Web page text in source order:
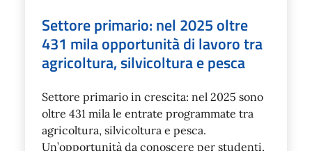
Settore primario: nel 2025 oltre
431 mila opportunità di lavoro tra
agricoltura, silvicoltura e pesca
Settore primario in crescita: nel 2025 sono
oltre 431 mila le entrate programmate tra
agricoltura, silvicoltura e pesca.
Un’opportunità da conoscere per studenti,